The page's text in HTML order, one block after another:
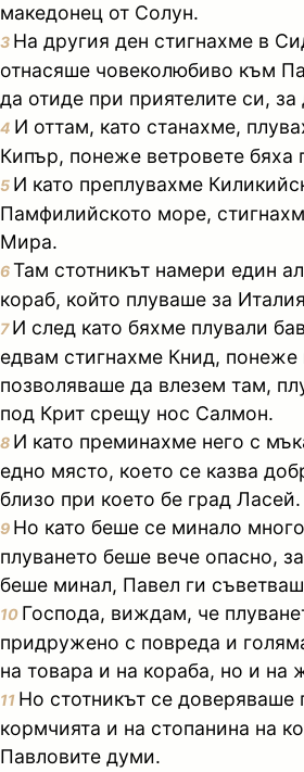
македонец от Солун.
3 На другия ден стигнахме в
отнасяше човеколюбиво към
да отиде при приятелите си, за
4 И оттам, като станахме,
Кипър, понеже ветровете бяха
5 И като преплувахме
Памфилийското море,
Мира.
6Там стотникът намери един
кораб, който плуваше за
7И след като бяхме плували
едвам стигнахме Книд, понеже
позволяваше да влезем там,
под Крит срещу нос Салмон.
8 И като преминахме него с
едно място, което се казва
близо при което бе град Ласей.
9 Но като беше се минало
плуването беше вече опасно,
беше минал, Павел ги
10 Господа, виждам, че
придружено с повреда и
на товара и на кораба, но и на
11 Но стотникът се доверяваше
кормчията и на стопанина на
Павловите думи.